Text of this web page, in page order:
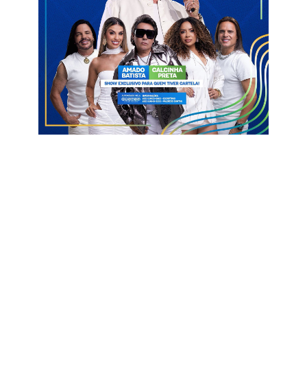
A mobilização percorreu as principais ruas da cidade, reunindo
profissionais, famílias e a comunidade escolar sob o lema da
empatia e do acolhimento.
De acordo com a gestão municipal, o objetivo central da ação
é combater o estigma e reforçar que a rede pública de Belém
está estruturada para oferecer suporte humanizado e